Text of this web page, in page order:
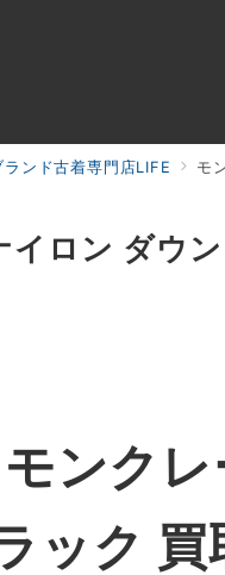
ンド古着専門店LIFE モ
イロン ダウ
モンク
ック